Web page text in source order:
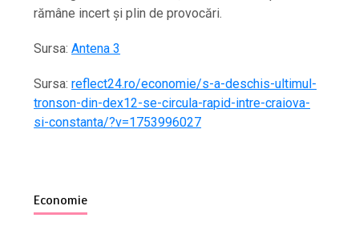
rămâne incert și plin de provocări.
Sursa:Antena 3
Sursa:reflect24.ro/economie/s-a-deschis-ultimul-
tronson-din-dex12-se-circula-rapid-intre-craiova-
si-constanta/?v=1753996027
Economie